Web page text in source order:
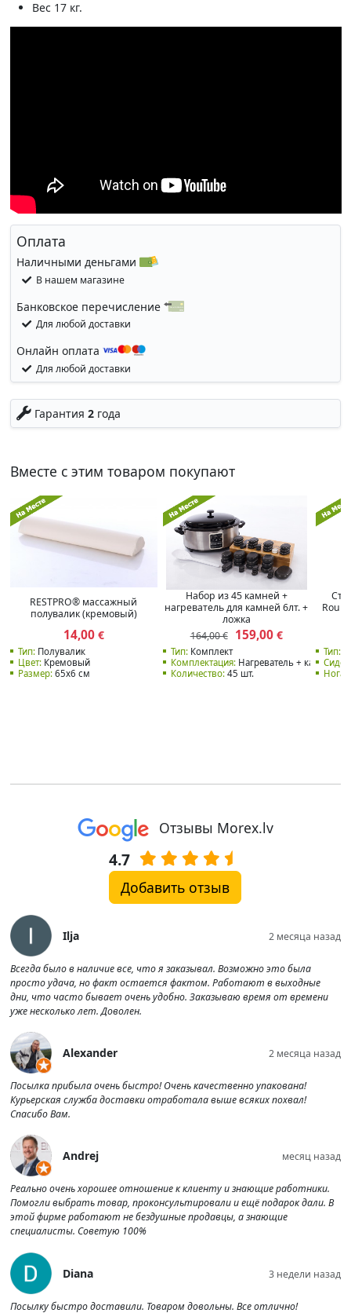
Вес 17 кг.
Оплата
Наличными деньгами
В нашем магазине
Банковское перечисление
Для любой доставки
Онлайн оплата
Для любой доставки
Гарантия 2года
Вместе с этим товаром покупают
RESTPRO® массажный
полувалик (кремовый)
14,00€
Тип:Полувалик
Цвет:Кремовый
Размер:65x6 см
Набор из 45 камней +
нагреватель для камней 6лт. +
ложка
164,00 €
159,00€
Тип:Комплект
Комплектация:Нагреватель + камни
Количество:45 шт.
Тип:
Нога:
Отзывы Morex.lv
4.7
Добавить отзыв
Ilja 2 месяца назад
Всегда было в наличие все, что я заказывал. Возможно это была
просто удача, но факт остается фактом. Работают в выходные
дни, что часто бывает очень удобно. Заказываю время от времени
уже несколько лет. Доволен.
Alexander 2 месяца назад
Посылка прибыла очень быстро! Очень качественно упакована!
Курьерская служба доставки отработала выше всяких похвал!
Спасибо Вам.
Andrej месяц назад
Реально очень хорошее отношение к клиенту и знающие работники.
Помогли выбрать товар, проконсультировали и ещё подарок дали. В
этой фирме работают не бездушные продавцы, а знающие
специалисты. Советую 100%
Diana 3 недели назад
Посылку быстро доставили. Товаром довольны. Все отлично!